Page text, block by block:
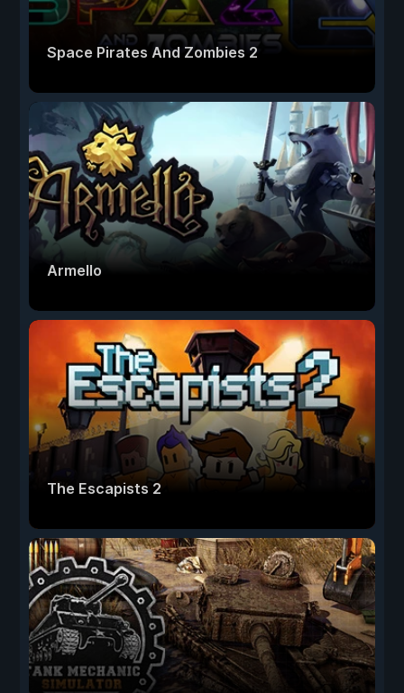
Space Pirates And Zombies 2
Armello
The Escapists 2